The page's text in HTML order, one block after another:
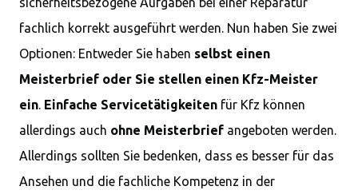
fachlich korrekt ausgeführt werden. Nun haben Sie zwei
Optionen: Entweder Sie haben selbst einen
Meisterbrief oder Sie stellen einen Kfz-Meister
ein. Einfache Servicetätigkeiten für Kfz können
allerdings auch ohne Meisterbrief angeboten werden.
Allerdings sollten Sie bedenken, dass es besser für das
Ansehen und die fachliche Kompetenz in der